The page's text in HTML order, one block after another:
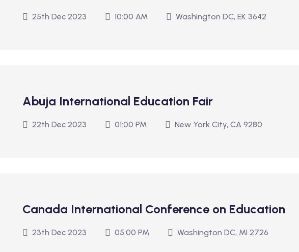
25th Dec 2023 10:00 AM Washington DC, EK 3642
Abuja International Education Fair
22th Dec 2023 01:00 PM New York City, CA 9280
Canada International Conference on Education
23th Dec 2023 05:00 PM Washington DC, MI 2726